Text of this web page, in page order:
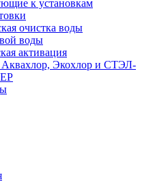
к установкам
очистка воды
воды
активация
Аквахлор, Экохлор и СТЭЛ-